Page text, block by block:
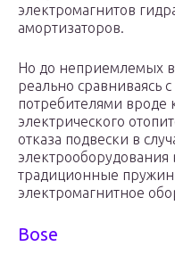
электромагнитов
амортизаторов.
Но до неприемлемых
реально сравниваясь
потребителями вроде
электрического
отказа подвески в
традиционные
электромагнитное
Bose